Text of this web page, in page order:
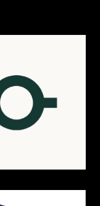
incluindo
, todas
para suas
é uma excelente
materiais
mochilas
equipamentos e
A marca é
qualidade e
dos aventureiros